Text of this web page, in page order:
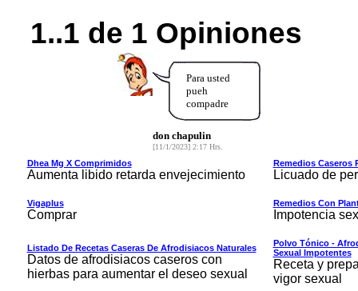
1..1 de 1 Opiniones
Para usted
pueh
compadre
don chapulin
[11/1/2023] 2:17 Hrs.
Dhea Mg X Comprimidos
Aumenta libido retarda envejecimiento
Remedios Caseros
Licuado de
Vigaplus
Comprar
Remedios Con
Impotencia
Listado De Recetas Caseras De Afrodisiacos Naturales
Datos de afrodisiacos caseros con
hierbas para aumentar el deseo sexual
Polvo Tónico -
Sexual Impotentes
Receta y
vigor sexual